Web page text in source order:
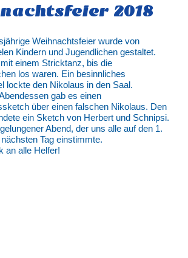
2018
Weihnachtsfeier wurde von
Kindern und Jugendlichen gestaltet.
einem Stricktanz, bis die
los waren. Ein besinnliches
lockte den Nikolaus in den Saal.
gab es einen
über einen falschen Nikolaus. Den
ein Sketch von Herbert und Schnipsi.
Abend, der uns alle auf den 1.
Tag einstimmte.
an alle Helfer!